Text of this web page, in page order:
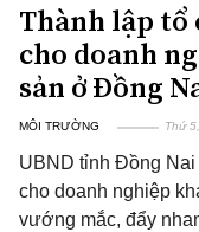
Thành lập tổ
cho doanh
sản ở Đồng
MÔI TRƯỜNG Thứ
UBND tỉnh Đồng
cho doanh nghiệp
vướng mắc, đẩy